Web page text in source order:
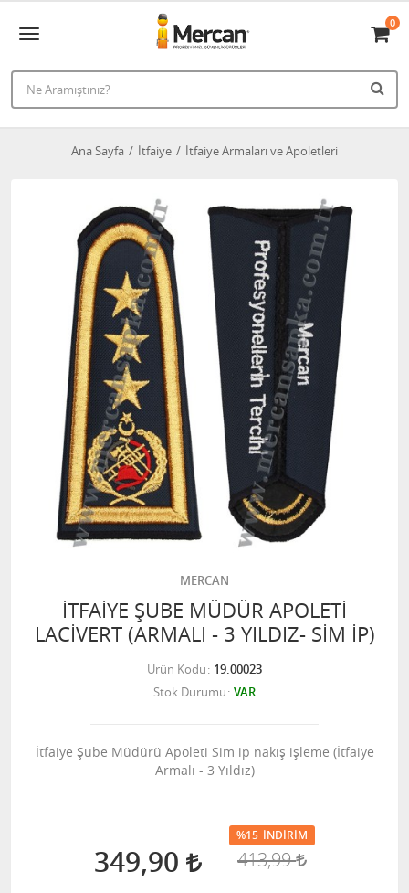
0
Ana Sayfa İtfaiye İtfaiye Armaları ve Apoletleri
MERCAN
İTFAİYE ŞUBE MÜDÜR APOLETİ
LACİVERT (ARMALI - 3 YILDIZ- SİM İP)
Ürün Kodu 19.00023
Stok Durumu VAR
İtfaiye Şube Müdürü Apoleti Sim ip nakış işleme (İtfaiye
Armalı - 3 Yıldız)
349,90
%15 İNDIRIM
413,99